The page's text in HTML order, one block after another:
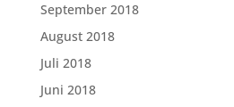
September 2018
August 2018
Juli 2018
Juni 2018